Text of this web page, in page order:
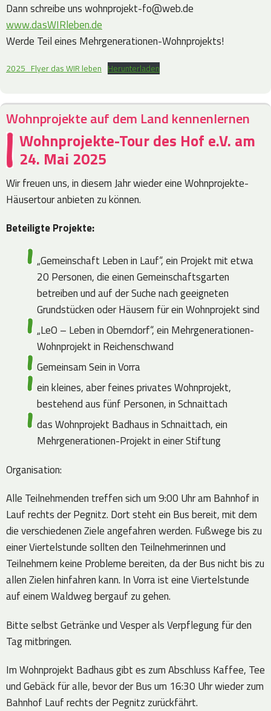
Dann schreibe uns wohnprojekt-fo@web.de
www.dasWIRleben.de
Werde Teil eines Mehrgenerationen-Wohnprojekts!
2025_Flyer das WIR leben Herunterladen
Wohnprojekte auf dem Land kennenlernen
Wohnprojekte-Tour des Hof e.V. am
24. Mai 2025
Wir freuen uns, in diesem Jahr wieder eine Wohnprojekte-
Häusertour anbieten zu können.
Beteiligte Projekte:
„Gemeinschaft Leben in Lauf“, ein Projekt mit etwa
20 Personen, die einen Gemeinschaftsgarten
betreiben und auf der Suche nach geeigneten
Grundstücken oder Häusern für ein Wohnprojekt sind
„LeO – Leben in Oberndorf“, ein Mehrgenerationen-
Wohnprojekt in Reichenschwand
Gemeinsam Sein in Vorra
ein kleines, aber feines privates Wohnprojekt,
bestehend aus fünf Personen, in Schnaittach
das Wohnprojekt Badhaus in Schnaittach, ein
Mehrgenerationen-Projekt in einer Stiftung
Organisation:
Alle Teilnehmenden treffen sich um 9:00 Uhr am Bahnhof in
Lauf rechts der Pegnitz. Dort steht ein Bus bereit, mit dem
die verschiedenen Ziele angefahren werden. Fußwege bis zu
einer Viertelstunde sollten den Teilnehmerinnen und
Teilnehmern keine Probleme bereiten, da der Bus nicht bis zu
allen Zielen hinfahren kann. In Vorra ist eine Viertelstunde
auf einem Waldweg bergauf zu gehen.
Bitte selbst Getränke und Vesper als Verpflegung für den
Tag mitbringen.
Im Wohnprojekt Badhaus gibt es zum Abschluss Kaffee, Tee
und Gebäck für alle, bevor der Bus um 16:30 Uhr wieder zum
Bahnhof Lauf rechts der Pegnitz zurückfährt.